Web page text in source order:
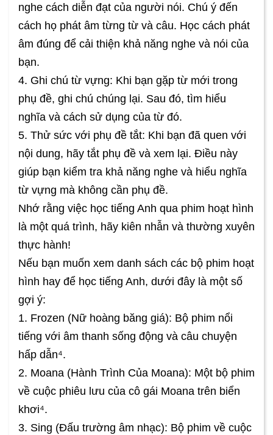
nghe cách diễn đạt của người nói. Chú ý đến
cách họ phát âm từng từ và câu. Học cách phát
âm đúng để cải thiện khả năng nghe và nói của
bạn.
4. Ghi chú từ vựng: Khi bạn gặp từ mới trong
phụ đề, ghi chú chúng lại. Sau đó, tìm hiểu
nghĩa và cách sử dụng của từ đó.
5. Thử sức với phụ đề tắt: Khi bạn đã quen với
nội dung, hãy tắt phụ đề và xem lại. Điều này
giúp bạn kiểm tra khả năng nghe và hiểu nghĩa
từ vựng mà không cần phụ đề.
Nhớ rằng việc học tiếng Anh qua phim hoạt hình
là một quá trình, hãy kiên nhẫn và thường xuyên
thực hành!
Nếu bạn muốn xem danh sách các bộ phim hoạt
hình hay để học tiếng Anh, dưới đây là một số
gợi ý:
1. Frozen (Nữ hoàng băng giá): Bộ phim nổi
tiếng với âm thanh sống động và câu chuyện
hấp dẫn⁴.
2. Moana (Hành Trình Của Moana): Một bộ phim
về cuộc phiêu lưu của cô gái Moana trên biển
khơi⁴.
3. Sing (Đấu trường âm nhạc): Bộ phim về cuộc